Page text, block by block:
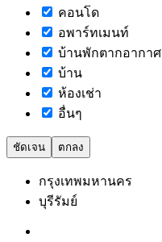
คอนโด
อพาร์ทเมนท์
บ้านพักตากอากาศ
บ้าน
ห้องเช่า
อื่นๆ
ชัดเจน ตกลง
กรุงเทพมหานคร
บุรีรัมย์